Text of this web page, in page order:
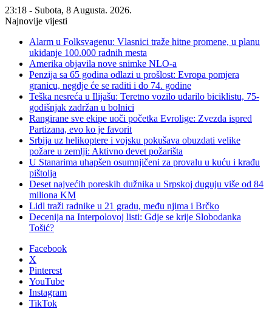
23:18 - Subota, 8 Augusta. 2026.
Najnovije vijesti
Alarm u Folksvagenu: Vlasnici traže hitne promene, u planu
ukidanje 100.000 radnih mesta
Amerika objavila nove snimke NLO-a
Penzija sa 65 godina odlazi u prošlost: Evropa pomjera
granicu, negdje će se raditi i do 74. godine
Teška nesreća u Ilijašu: Teretno vozilo udarilo biciklistu, 75-
godišnjak zadržan u bolnici
Rangirane sve ekipe uoči početka Evrolige: Zvezda ispred
Partizana, evo ko je favorit
Srbija uz helikoptere i vojsku pokušava obuzdati velike
požare u zemlji: Aktivno devet požarišta
U Stanarima uhapšen osumnjičeni za provalu u kuću i krađu
pištolja
Deset najvećih poreskih dužnika u Srpskoj duguju više od 84
miliona KM
Lidl traži radnike u 21 gradu, među njima i Brčko
Decenija na Interpolovoj listi: Gdje se krije Slobodanka
Tošić?
Facebook
X
Pinterest
YouTube
Instagram
TikTok